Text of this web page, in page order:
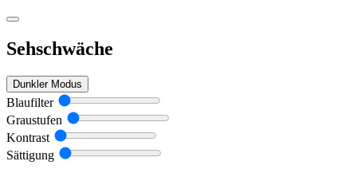
Sehschwäche
Dunkler Modus
Blaufilter
Graustufen
Kontrast
Sättigung